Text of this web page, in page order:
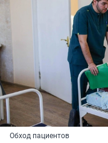
Обход пациентов